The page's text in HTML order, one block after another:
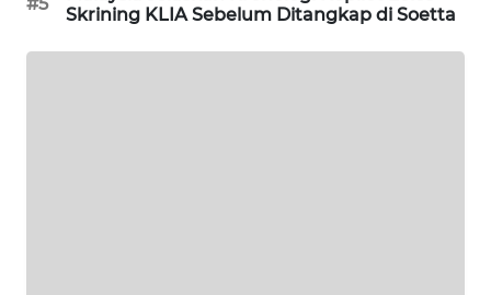
Skrining KLIA Sebelum Ditangkap di Soetta
WN
TAPANULI